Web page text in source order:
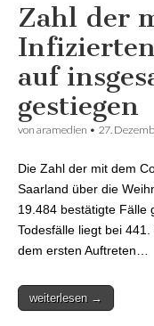
Zahl der
auf
gestiegen
von aramedien • 27.
Die Zahl der mit dem
Saarland über die
19.484 bestätigte Fälle
Todesfälle liegt bei
dem ersten Auftreten…
weiterlesen →